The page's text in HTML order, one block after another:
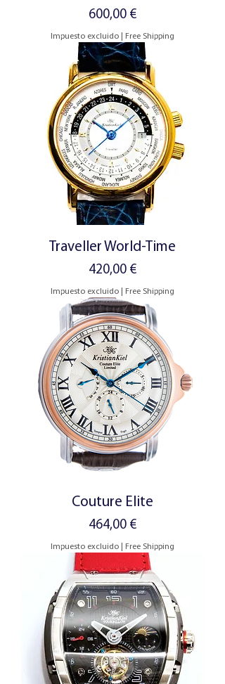
Precio
600,00 €
Impuesto excluido Free Shipping
Traveller World-Time
Precio
420,00 €
Impuesto excluido Free Shipping
Couture Elite
Precio
464,00 €
Impuesto excluido Free Shipping